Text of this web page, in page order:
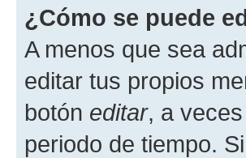
¿Cómo se puede
A menos que sea
editar tus propios
botón editar, a
periodo de tiempo.